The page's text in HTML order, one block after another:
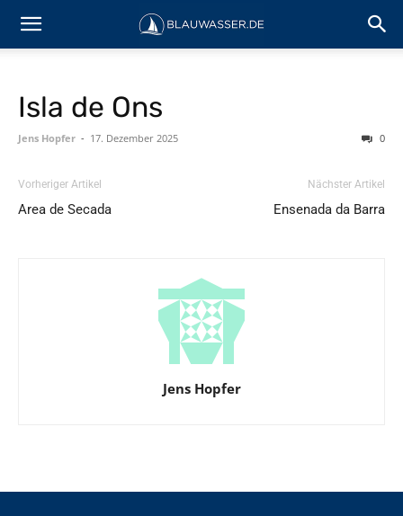
Isla de Ons
Jens Hopfer - 17. Dezember 2025 0
Vorheriger Artikel
Area de Secada
Nächster Artikel
Ensenada da Barra
Jens Hopfer